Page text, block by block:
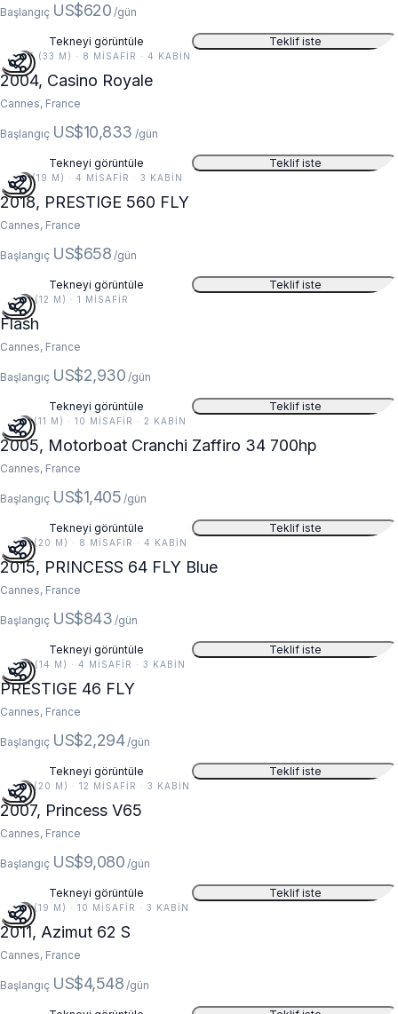
Başlangıç US$620 /gün
Tekneyi görüntüle Teklif iste
107 FT (33 M) · 8 MISAFIR · 4 KABIN
2004, Casino Royale
Cannes, France
Başlangıç US$10,833 /gün
Tekneyi görüntüle Teklif iste
61 FT (19 M) · 4 MISAFIR · 3 KABIN
2018, PRESTIGE 560 FLY
Cannes, France
Başlangıç US$658 /gün
Tekneyi görüntüle Teklif iste
40 FT (12 M) · 1 MISAFIR
Flash
Cannes, France
Başlangıç US$2,930 /gün
Tekneyi görüntüle Teklif iste
36 FT (11 M) · 10 MISAFIR · 2 KABIN
2005, Motorboat Cranchi Zaffiro 34 700hp
Cannes, France
Başlangıç US$1,405 /gün
Tekneyi görüntüle Teklif iste
65 FT (20 M) · 8 MISAFIR · 4 KABIN
2015, PRINCESS 64 FLY Blue
Cannes, France
Başlangıç US$843 /gün
Tekneyi görüntüle Teklif iste
46 FT (14 M) · 4 MISAFIR · 3 KABIN
PRESTIGE 46 FLY
Cannes, France
Başlangıç US$2,294 /gün
Tekneyi görüntüle Teklif iste
65 FT (20 M) · 12 MISAFIR · 3 KABIN
2007, Princess V65
Cannes, France
Başlangıç US$9,080 /gün
Tekneyi görüntüle Teklif iste
62 FT (19 M) · 10 MISAFIR · 3 KABIN
2011, Azimut 62 S
Cannes, France
Başlangıç US$4,548 /gün